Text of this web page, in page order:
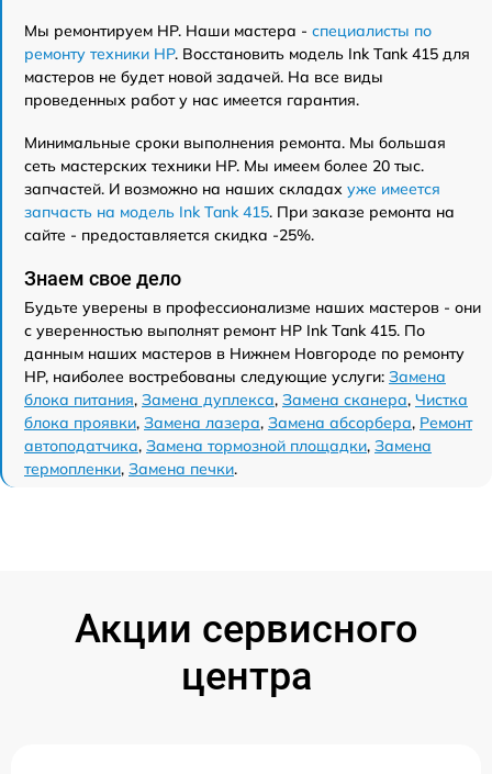
Мы ремонтируем HP. Наши мастера - специалисты по
ремонту техники HP. Восстановить модель Ink Tank 415 для
мастеров не будет новой задачей. На все виды
проведенных работ у нас имеется гарантия.
Минимальные сроки выполнения ремонта. Мы большая
сеть мастерских техники HP. Мы имеем более 20 тыс.
запчастей. И возможно на наших складах уже имеется
запчасть на модель Ink Tank 415. При заказе ремонта на
сайте - предоставляется скидка -25%.
Знаем свое дело
Будьте уверены в профессионализме наших мастеров - они
с уверенностью выполнят ремонт HP Ink Tank 415. По
данным наших мастеров в Нижнем Новгороде по ремонту
HP, наиболее востребованы следующие услуги: Замена
блока питания, Замена дуплекса, Замена сканера, Чистка
блока проявки, Замена лазера, Замена абсорбера, Ремонт
автоподатчика, Замена тормозной площадки, Замена
термопленки, Замена печки.
Акции сервисного
центра